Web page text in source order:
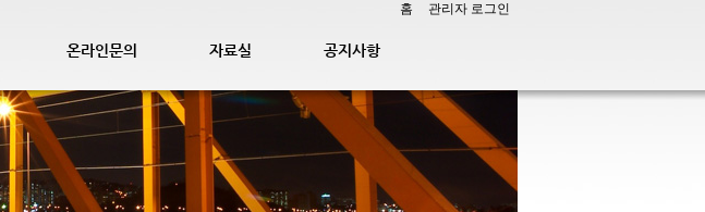
홈 관리자 로그인
온라인문의 자료실 공지사항